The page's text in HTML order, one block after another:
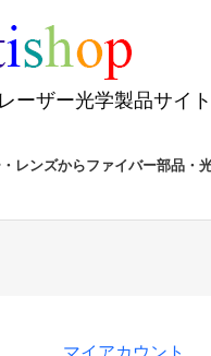
ーザー光学製品サイト
・レンズからファイバー部品・